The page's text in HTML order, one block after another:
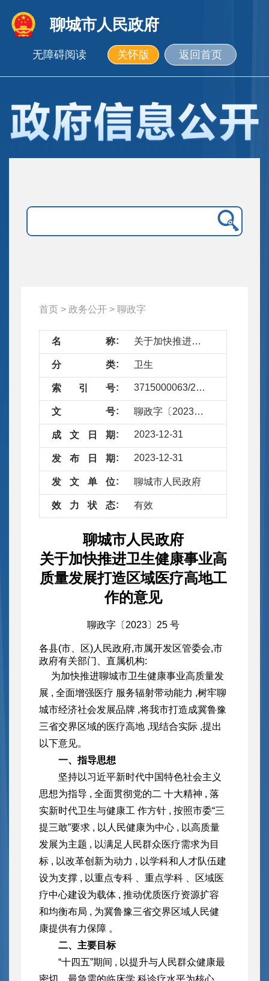
聊城市人民政府
无障碍阅读 关怀版 返回首页
首页 > 政务公开 > 聊政字
名 称 关于加快推进卫生健康事业高质量发展打造区域医疗高地工作的意见
分 类 卫生
索 引 号 3715000063/2023-45232590
文 号 聊政字〔2023〕25号
成 文 日 期 2023-12-31
发 布 日 期 2023-12-31
发 文 单 位 聊城市人民政府
效 力 状 态 有效
聊城市人民政府
关于加快推进卫生健康事业高
质量发展打造区域医疗高地工
作的意见
聊政字〔2023〕25 号
各县(市、区)人民政府,市属开发区管委会,市
政府有关部门、直属机构:
为加快推进聊城市卫生健康事业高质量发
展 , 全面增强医疗 服务辐射带动能力 ,树牢聊
城市经济社会发展品牌 ,将我市打造成冀鲁豫
三省交界区域的医疗高地 ,现结合实际 ,提出
以下意见。
一、指导思想
坚持以习近平新时代中国特色社会主义
思想为指导 , 全面贯彻党的二 十大精神 , 落
实新时代卫生与健康工 作方针 , 按照市委“三
提三敢”要求 , 以人民健康为中心 , 以高质量
发展为主题 , 以满足人民群众医疗需求为目
标 , 以改革创新为动力 , 以学科和人才队伍建
设为支撑 , 以重点专科 、重点学科 、区域医
疗中心建设为载体 , 推动优质医疗资源扩容
和均衡布局 , 为冀鲁豫三省交界区域人民健
康提供有力保障 。
二、主要目标
“十四五”期间 , 以提升与人民群众健康最
密切、最急需的临床学 科诊疗水平为核心 ,